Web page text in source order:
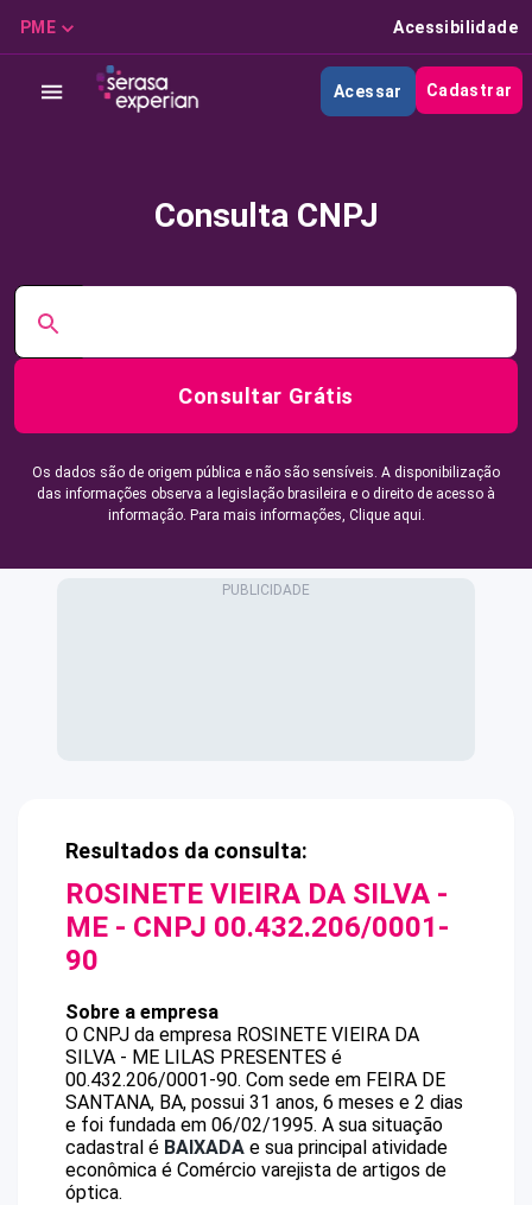
PME Acessibilidade
Acessar Cadastrar
Consulta CNPJ
Consultar Grátis
Os dados são de origem pública e não são sensíveis. A disponibilização
das informações observa a legislação brasileira e o direito de acesso à
informação. Para mais informações, Clique aqui.
Resultados da consulta:
ROSINETE VIEIRA DA SILVA -
ME - CNPJ 00.432.206/0001-
90
Sobre a empresa
O CNPJ da empresa ROSINETE VIEIRA DA
SILVA - ME LILAS PRESENTES é
00.432.206/0001-90. Com sede em FEIRA DE
SANTANA, BA, possui 31 anos, 6 meses e 2 dias
e foi fundada em 06/02/1995. A sua situação
cadastral é BAIXADA e sua principal atividade
econômica é Comércio varejista de artigos de
óptica.